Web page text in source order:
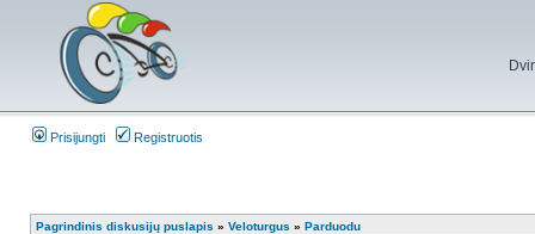
Prisijungti Registruotis
Pagrindinis diskusijų puslapis » Veloturgus » Parduodu